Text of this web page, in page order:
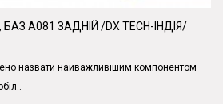
А081 ЗАДНІЙ /DX TECH-ІНДІЯ/
назвати найважливішим компонентом